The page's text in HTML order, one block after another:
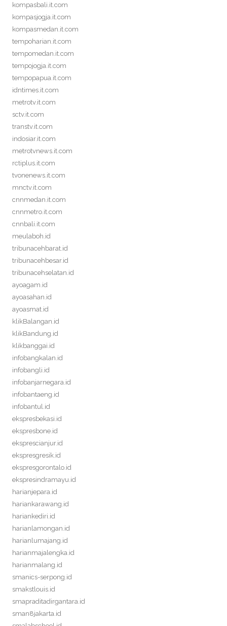
kompasbali.it.com
kompasjogja.it.com
kompasmedan.it.com
tempoharian.it.com
tempomedan.it.com
tempojogja.it.com
tempopapua.it.com
idntimes.it.com
metrotv.it.com
sctv.it.com
transtv.it.com
indosiar.it.com
metrotvnews.it.com
rctiplus.it.com
tvonenews.it.com
mnctv.it.com
cnnmedan.it.com
cnnmetro.it.com
cnnbali.it.com
meulaboh.id
tribunacehbarat.id
tribunacehbesar.id
tribunacehselatan.id
ayoagam.id
ayoasahan.id
ayoasmat.id
klikBalangan.id
klikBandung.id
klikbanggai.id
infobangkalan.id
infobangli.id
infobanjarnegara.id
infobantaeng.id
infobantul.id
ekspresbekasi.id
ekspresbone.id
eksprescianjur.id
ekspresgresik.id
ekspresgorontalo.id
ekspresindramayu.id
harianjepara.id
hariankarawang.id
hariankediri.id
harianlamongan.id
harianlumajang.id
harianmajalengka.id
harianmalang.id
smanics-serpong.id
smakstlouis.id
smapraditadirgantara.id
sman8jakarta.id